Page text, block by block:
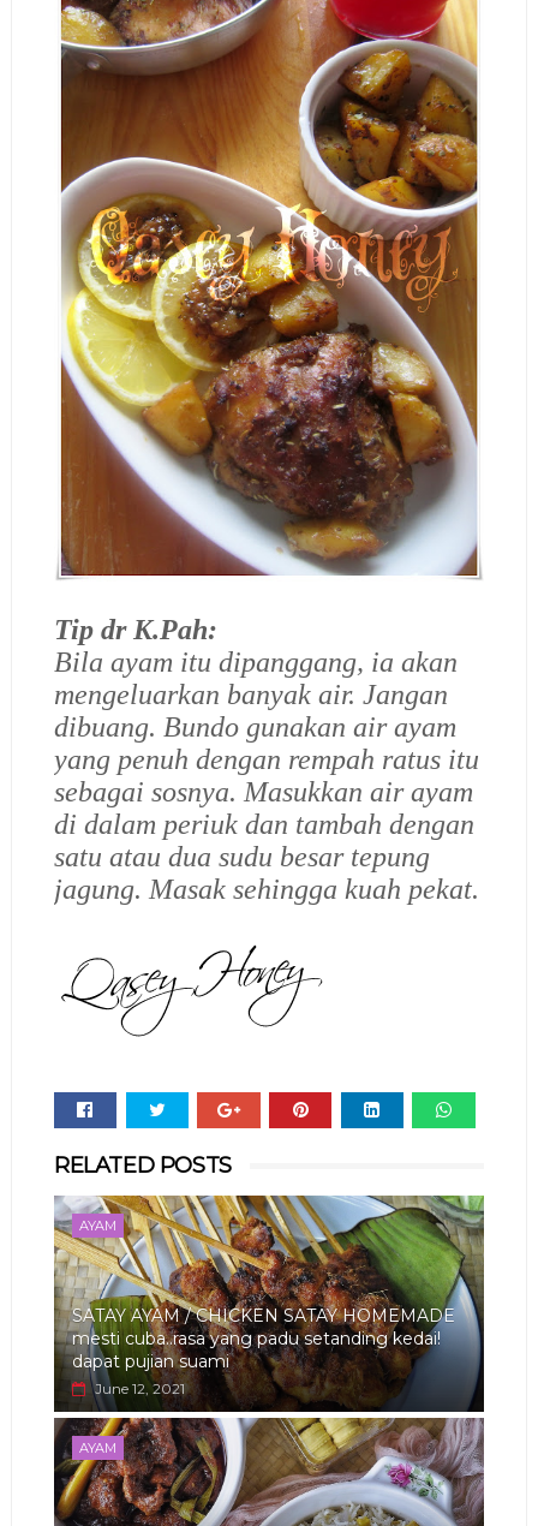
Tip dr K.Pah:
Bila ayam itu dipanggang, ia akan
mengeluarkan banyak air. Jangan
dibuang. Bundo gunakan air ayam
yang penuh dengan rempah ratus itu
sebagai sosnya. Masukkan air ayam
di dalam periuk dan tambah dengan
satu atau dua sudu besar tepung
jagung. Masak sehingga kuah pekat.
RELATED POSTS
AYAM
SATAY AYAM / CHICKEN SATAY HOMEMADE
mesti cuba..rasa yang padu setanding kedai!
dapat pujian suami
June 12, 2021
AYAM